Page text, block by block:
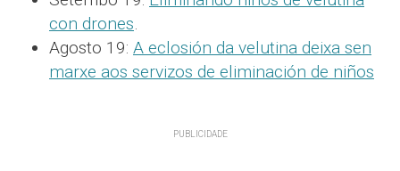
con drones.
Agosto 19: A eclosión da velutina deixa sen
marxe aos servizos de eliminación de niños